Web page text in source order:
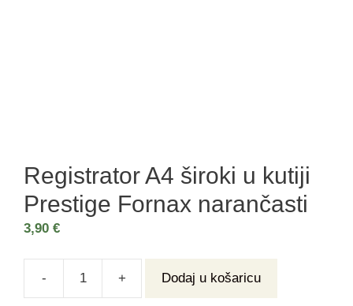
Registrator A4 široki u kutiji
Prestige Fornax narančasti
3,90 €
- + Dodaj u košaricu